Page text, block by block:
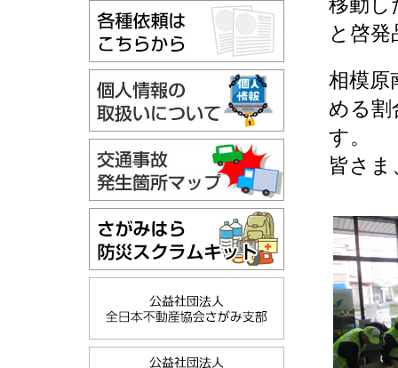
と啓
相模原
める割
す。
皆さま